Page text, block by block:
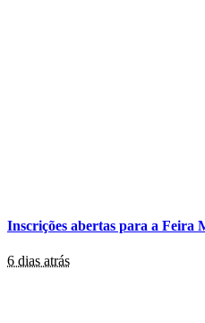
Inscrições abertas para a Feira
6 dias atrás